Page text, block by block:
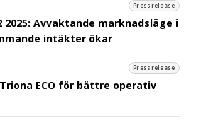
Pressrelease
2025: Avvaktande marknadsläge i
intäkter ökar
Pressrelease
ECO för bättre operativ